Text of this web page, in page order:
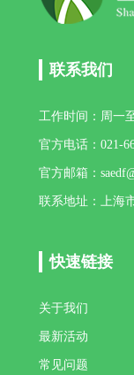
联系我们
工作时间：周一
官方电话：021-
官方邮箱：
联系地址：上海
快速链接
关于我们
最新活动
常见问题